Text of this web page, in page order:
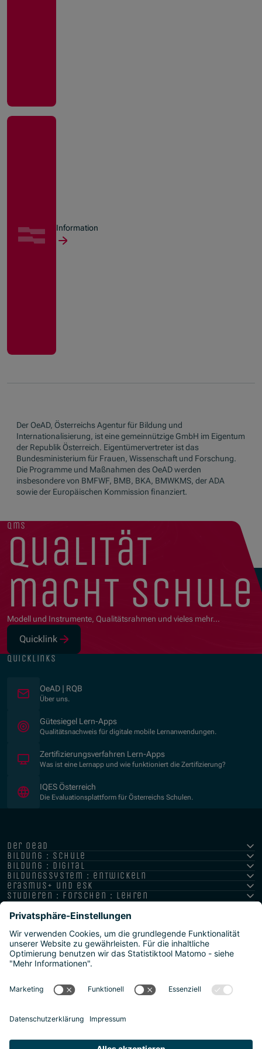
Information
Der OeAD, Österreichs Agentur für Bildung und
Internationalisierung, ist eine gemeinnützige GmbH im Eigentum
der Republik Österreich. Eigentümervertreter ist das
Bundesministerium für Frauen, Wissenschaft und Forschung.
Die Programme und Maßnahmen des OeAD werden
insbesondere von BMFWF, BMB, BKA, BMWKMS, der ADA
sowie der Europäischen Kommission finanziert.
qms
qualität
macht schule
Modell und Instrumente, Qualitätsrahmen und vieles mehr…
Quicklink
(Öffnet in neuem Fenster)
quicklinks
OeAD | RQB
Über uns.
Gütesiegel Lern-Apps(Öffnet in neuem Fenster)
Qualitätsnachweis für digitale mobile Lernanwendungen.
Zertifizierungsverfahren Lern-Apps
Was ist eine Lernapp und wie funktioniert die Zertifizierung?
IQES Österreich
Die Evaluationsplattform für Österreichs Schulen.
der oead
bildung : schule
bildung : digital
bildungssystem : entwickeln
erasmus+ und esk
studieren : forschen : lehren
hochschule : strategie : international
Datenschutz
Meldestelle/Hinweisgeber